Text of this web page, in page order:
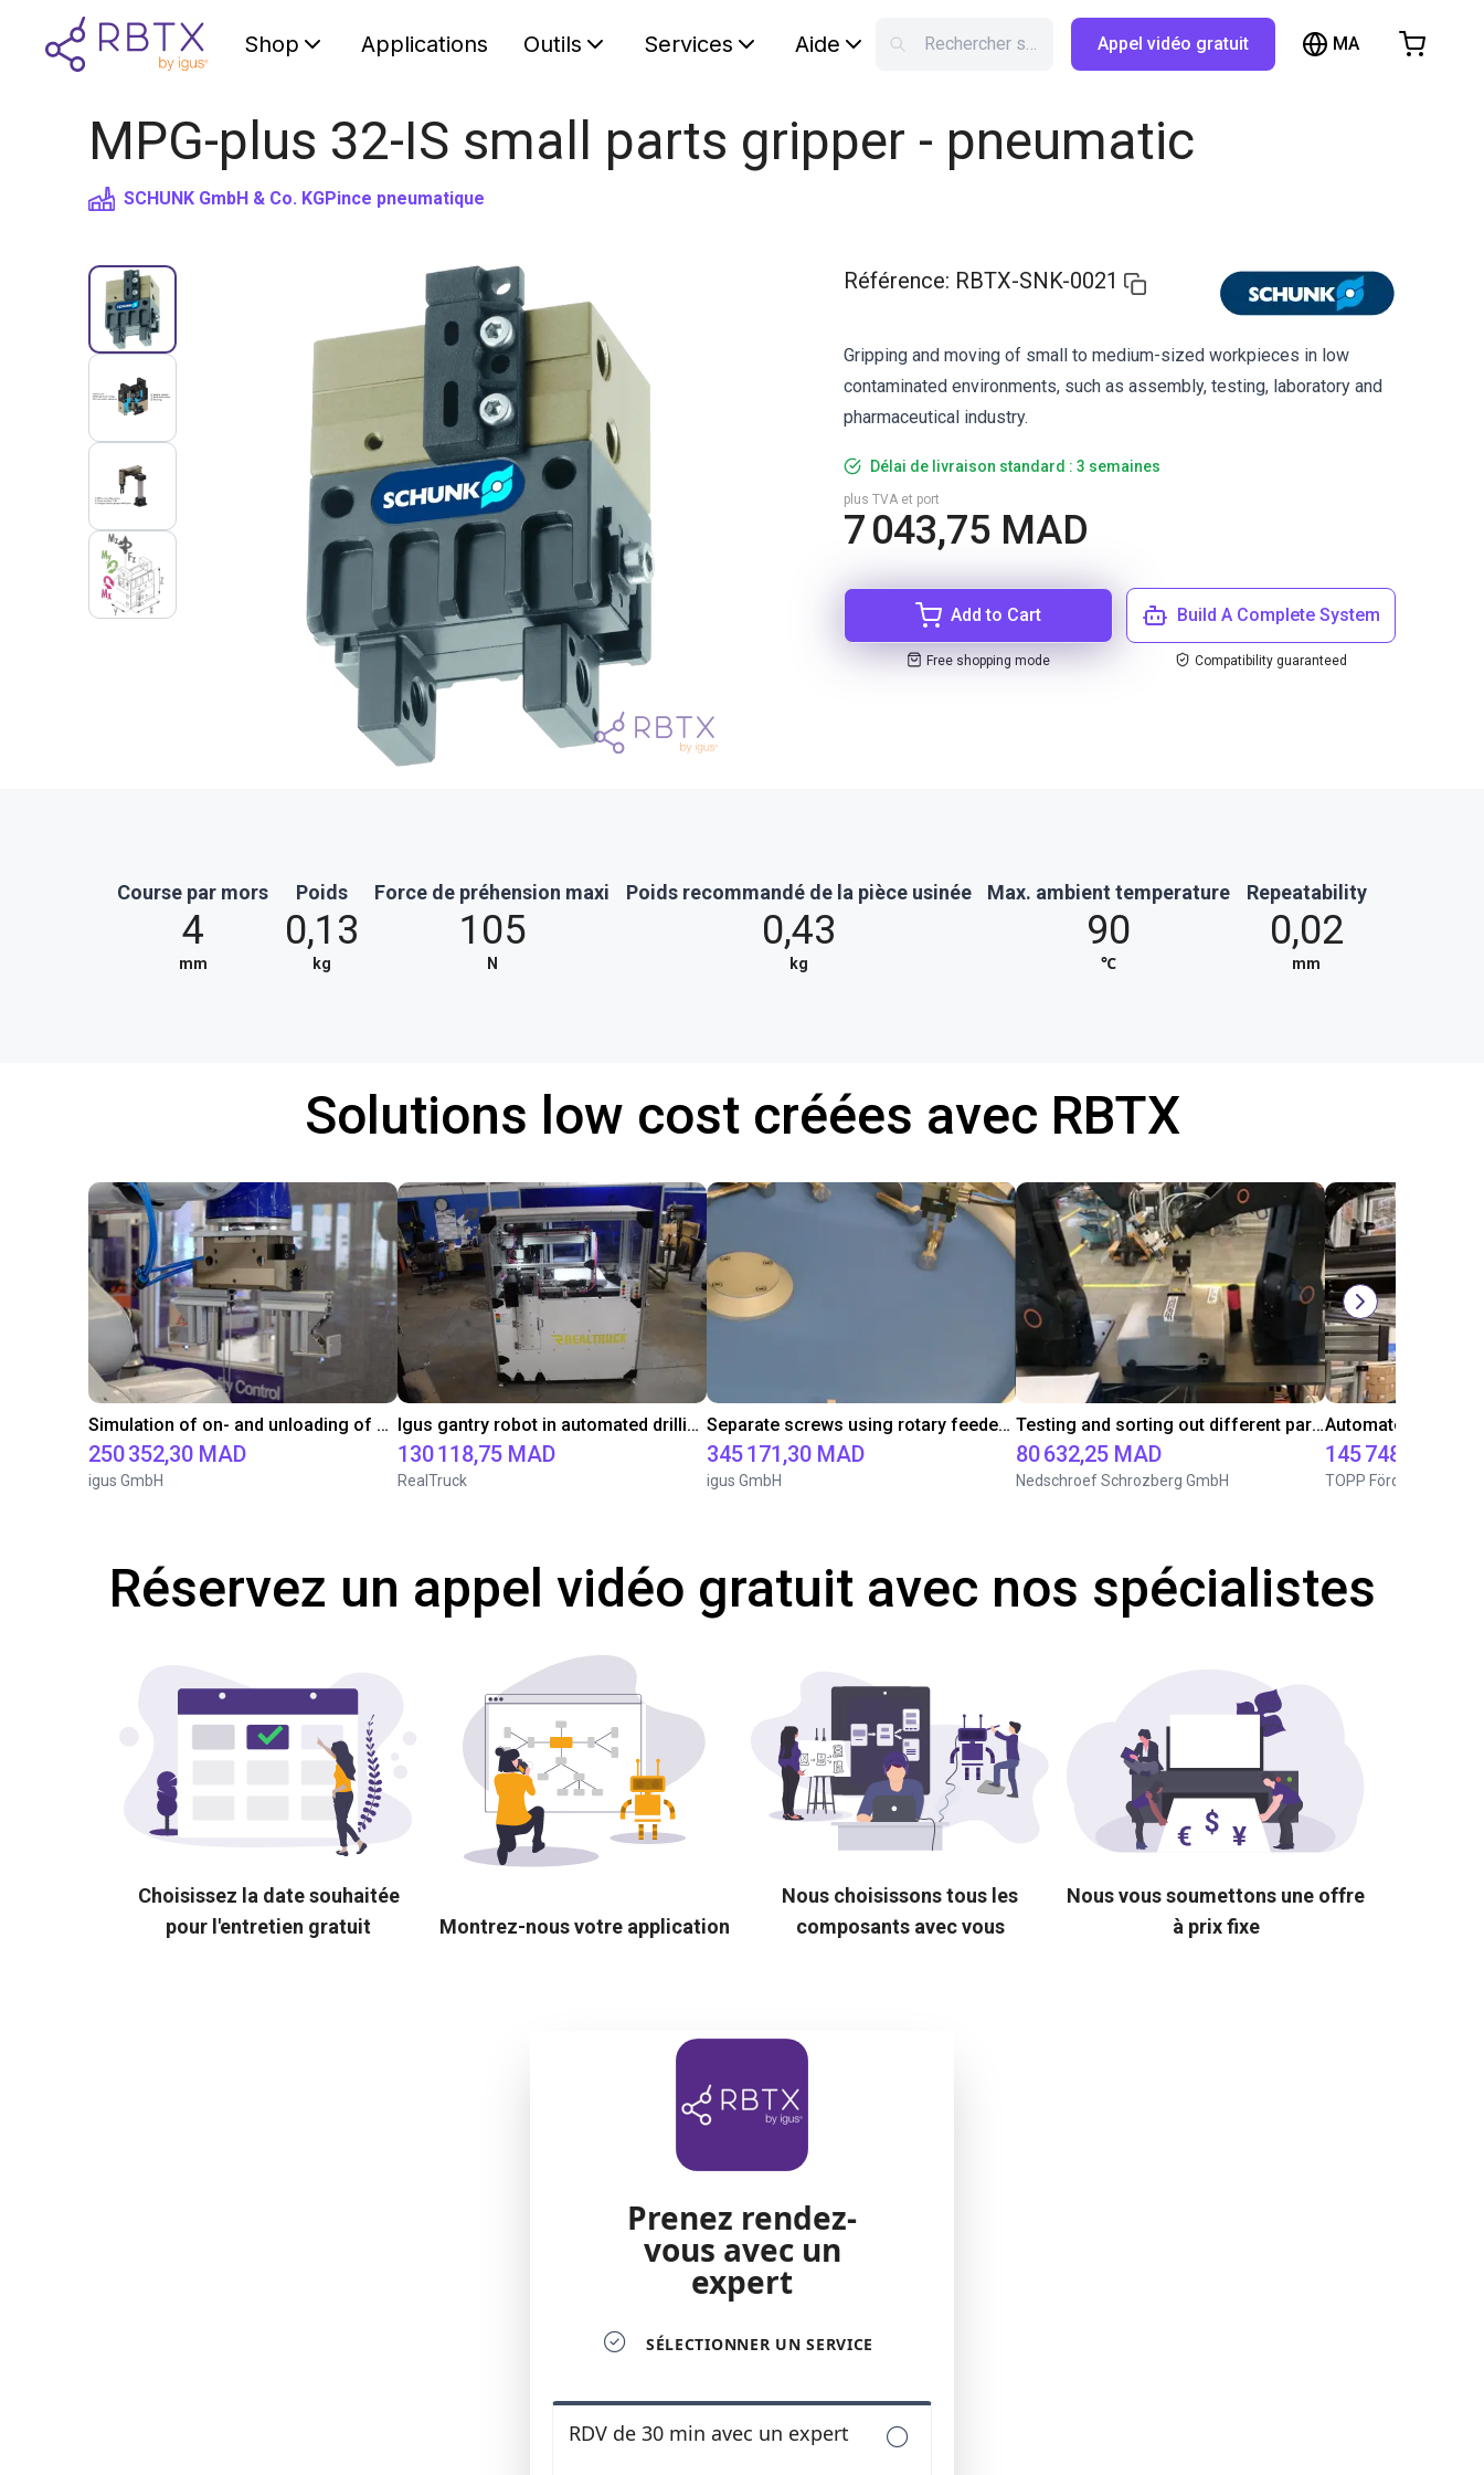
Shop Applications Outils Services Aide Rechercher sur RBTX… Appel vidéo gratuit MA
MPG-plus 32-IS small parts gripper - pneumatic
SCHUNK GmbH & Co. KGPince pneumatique
Référence: RBTX-SNK-0021
Gripping and moving of small to medium-sized workpieces in low
contaminated environments, such as assembly, testing, laboratory and
pharmaceutical industry.
Délai de livraison standard : 3 semaines
7 043,75 MAD
plus TVA et port
Add to Cart
Free shopping mode
Build A Complete System
Compatibility guaranteed
Course par mors
4
mm
Poids
0,13
kg
Force de préhension maxi
105
N
Poids recommandé de la pièce usinée
0,43
kg
Max. ambient temperature
90
℃
Repeatability
0,02
mm
Solutions low cost créées avec RBTX
Simulation of on- and unloading of a machine for a customer
250 352,30 MAD
igus GmbH
Igus gantry robot in automated drilling machine for ladder support legs of pick-up truck caps.
130 118,75 MAD
RealTruck
Separate screws using rotary feeder and robot
345 171,30 MAD
igus GmbH
Testing and sorting out different parts
80 632,25 MAD
Nedschroef Schrozberg GmbH
145 748,08 MAD
TOPP Fördertechnik
Réservez un appel vidéo gratuit avec nos spécialistes
Choisissez la date souhaitée
pour l'entretien gratuit
Montrez-nous votre application
Nous choisissons tous les
composants avec vous
Nous vous soumettons une offre
à prix fixe
Shopping Cart
Browse the shop